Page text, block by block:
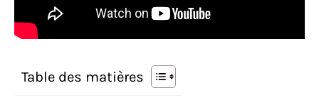
Table des matières